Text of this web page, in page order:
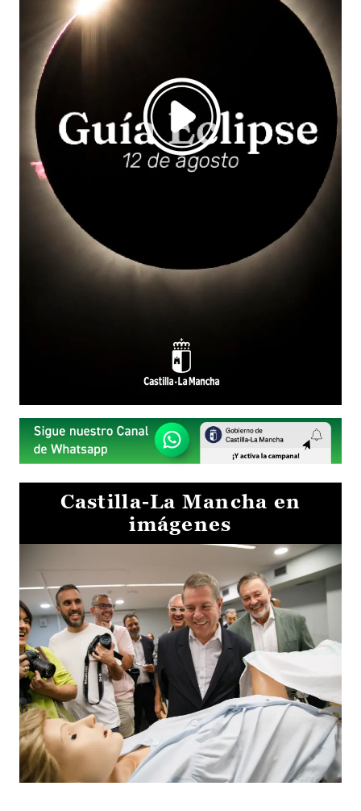
Castilla-La Mancha en
imágenes